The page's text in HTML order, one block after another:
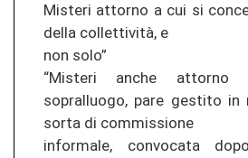
Misteri attorno a cui si
della collettività, e
non solo”
“Misteri anche attorno
sopralluogo, pare gestito in
sorta di commissione
informale, convocata